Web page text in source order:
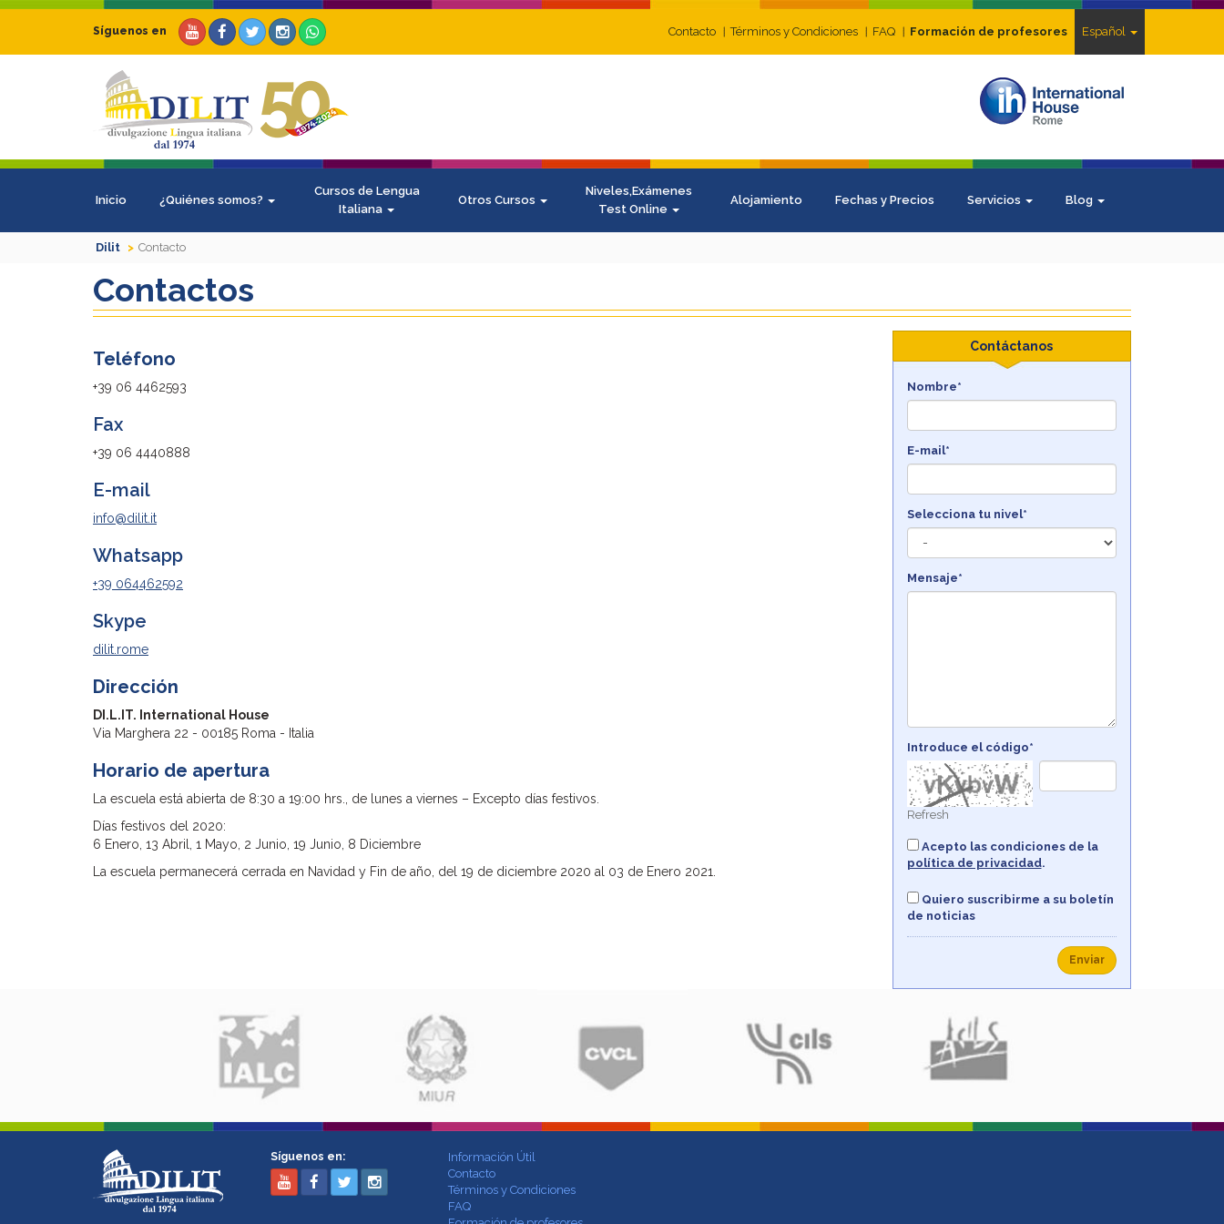
Contacto Términos y Condiciones FAQ Formación de profesores Español
Síguenos en
Inicio ¿Quiénes somos?
Cursos de Lengua
Italiana
Otros Cursos
Niveles,Exámenes
Test Online
Alojamiento Fechas y Precios Servicios Blog
Dilit Contacto
Contactos
Teléfono
+39 06 4462593
Fax
+39 06 4440888
E-mail
info@dilit.it
Whatsapp
+39 064462592
Skype
dilit.rome
Dirección
DI.L.IT. International House
Via Marghera 22 - 00185 Roma - Italia
Horario de apertura
La escuela está abierta de 8:30 a 19:00 hrs., de lunes a viernes – Excepto días festivos.
Días festivos del 2020:
6 Enero, 13 Abril, 1 Mayo, 2 Junio, 19 Junio, 8 Diciembre
La escuela permanecerá cerrada en Navidad y Fin de año, del 19 de diciembre 2020 al 03 de Enero 2021.
Contáctanos
Nombre*
E-mail*
Selecciona tu nivel*
Mensaje*
Introduce el código*
Refresh
Acepto las condiciones de la
política de privacidad.
Quiero suscribirme a su boletín
de noticias
Enviar
Síguenos en:
Información Útil
Contacto
Términos y Condiciones
FAQ